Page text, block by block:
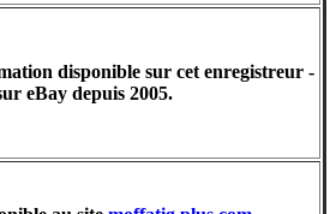
disponible sur cet enregistreur -
eBay depuis 2005.